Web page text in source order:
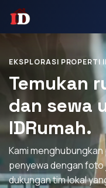
EKSPLORASI PROPERTI
Temukan
dan sewa
IDRumah.
Kami
penyewa dengan
dukungan tim lokal